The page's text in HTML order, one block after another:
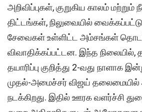
அறிவிப்புகள், குறுகிய காலம்
திட்டங்கள், நிலுவையில்
சேவைகள் உள்ளிட்ட அம்சங்கள்
விவாதிக்கப்பட்டன. இந்த நிலையில்,
தயாரிப்பு குறித்து 2-வது நாளாக
முதல்-அமைச்சர் விஜய்
நடக்கிறது. இதில் ஊரக வளர்ச்சி